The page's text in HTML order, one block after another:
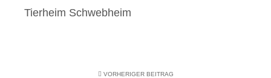
Tierheim Schwebheim
VORHERIGER BEITRAG